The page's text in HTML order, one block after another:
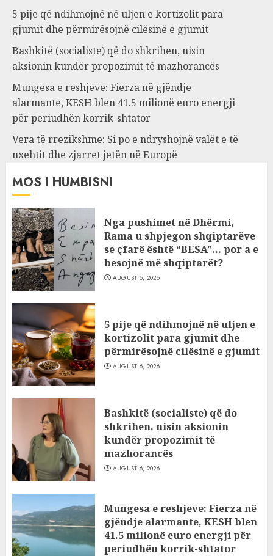
5 pije që ndihmojnë në uljen e kortizolit para
gjumit dhe përmirësojnë cilësinë e gjumit
Bashkitë (socialiste) që do shkrihen, nisin
aksionin kundër propozimit të mazhorancës
Mungesa e reshjeve: Fierza në gjëndje
alarmante, KESH blen 41.5 milionë euro energji
për periudhën korrik-shtator
Vera të rrezikshme: Si po e ndryshojnë valët e të
nxehtit dhe zjarret jetën në Europë
MOS I HUMBISNI
Nga pushimet në Dhërmi,
Rama u shpjegon shqiptarëve
se çfarë është “BESA”… por a e
besojnë më shqiptarët?
AUGUST 6, 2026
5 pije që ndihmojnë në uljen e
kortizolit para gjumit dhe
përmirësojnë cilësinë e gjumit
AUGUST 6, 2026
Bashkitë (socialiste) që do
shkrihen, nisin aksionin
kundër propozimit të
mazhorancës
AUGUST 6, 2026
Mungesa e reshjeve: Fierza në
gjëndje alarmante, KESH blen
41.5 milionë euro energji për
periudhën korrik-shtator